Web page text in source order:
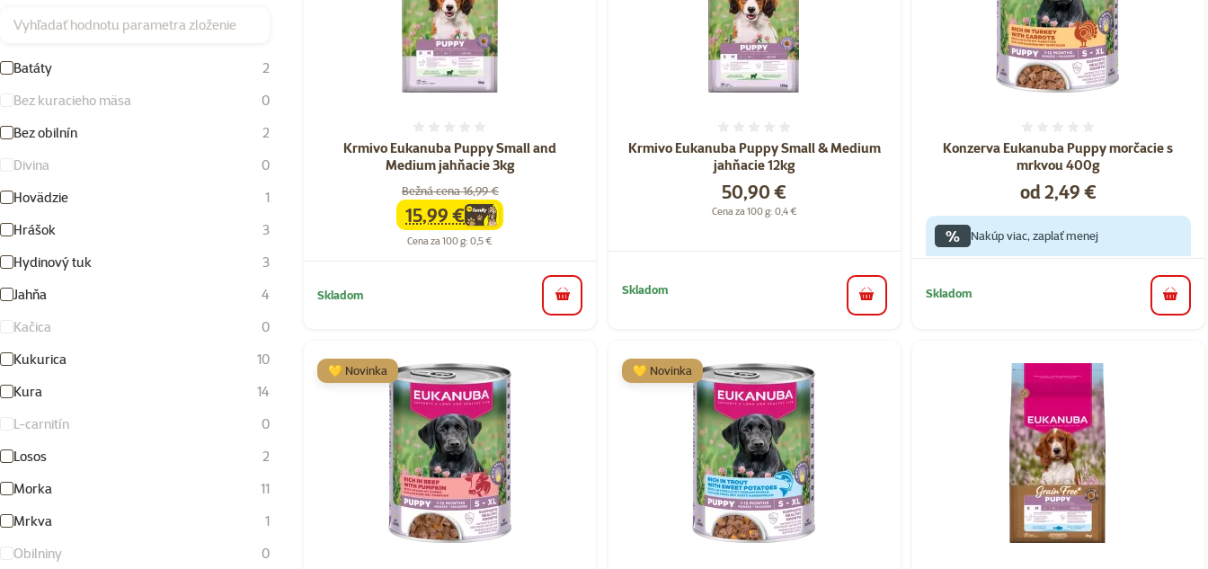
Vyhľadať hodnotu parametra zloženie
Batáty
2
Bez kuracieho mäsa
0
Bez obilnín
2
Divina
0
Hovädzie
1
Hrášok
3
Hydinový tuk
3
Jahňa
4
Kačica
0
Kukurica
10
Kura
14
L-carnitín
0
Losos
2
Morka
11
Mrkva
1
Obilniny
0
Krmivo Eukanuba Puppy Small and
Medium jahňacie 3kg
Bežná cena 16,99 €
familycena
15,99 €
Cena za 100 g: 0,5 €
Skladom do košíka
Krmivo Eukanuba Puppy Small & Medium
jahňacie 12kg
Cena
50,90 €
Cena za 100 g: 0,4 €
Skladom
do košíka
Konzerva Eukanuba Puppy morčacie s
mrkvou 400g
Cena
od 2,49 €
% Nakúp viac, zaplať menej
Skladom
do
💛 Novinka 💛 Novinka